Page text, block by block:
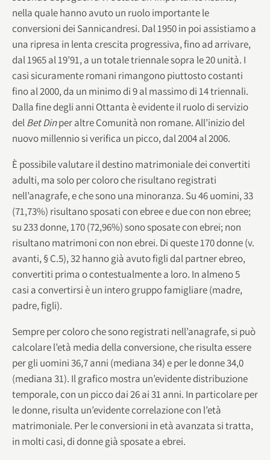
nella quale hanno avuto un ruolo importante le
conversioni dei Sannicandresi. Dal 1950 in poi assistiamo a
una ripresa in lenta crescita progressiva, fino ad arrivare,
dal 1965 al 19’91, a un totale triennale sopra le 20 unità. I
casi sicuramente romani rimangono piuttosto costanti
fino al 2000, da un minimo di 9 al massimo di 14 triennali.
Dalla fine degli anni Ottanta è evidente il ruolo di servizio
delBet Dinper altre Comunità non romane. All’inizio del
nuovo millennio si verifica un picco, dal 2004 al 2006.
È possibile valutare il destino matrimoniale dei convertiti
adulti, ma solo per coloro che risultano registrati
nell’anagrafe, e che sono una minoranza. Su 46 uomini, 33
(71,73%) risultano sposati con ebree e due con non ebree;
su 233 donne, 170 (72,96%) sono sposate con ebrei; non
risultano matrimoni con non ebrei. Di queste 170 donne (v.
avanti, § C.5), 32 hanno già avuto figli dal partner ebreo,
convertiti prima o contestualmente a loro. In almeno 5
casi a convertirsi è un intero gruppo famigliare (madre,
padre, figli).
Sempre per coloro che sono registrati nell’anagrafe, si può
calcolare l’età media della conversione, che risulta essere
per gli uomini 36,7 anni (mediana 34) e per le donne 34,0
(mediana 31). Il grafico mostra un’evidente distribuzione
temporale, con un picco dai 26 ai 31 anni. In particolare per
le donne, risulta un’evidente correlazione con l’età
matrimoniale. Per le conversioni in età avanzata si tratta,
in molti casi, di donne già sposate a ebrei.